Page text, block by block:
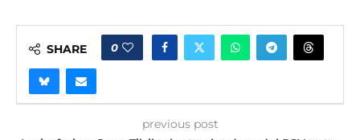
SHARE 0
previous post